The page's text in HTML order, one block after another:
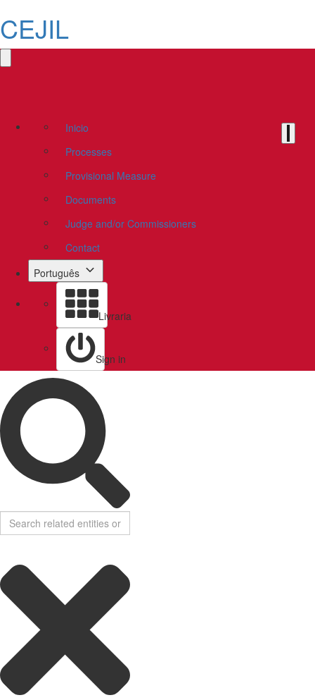
CEJIL
Inicio
Processes
Provisional Measure
Documents
Judge and/or Commissioners
Contact
Português
Livraria
Sign in